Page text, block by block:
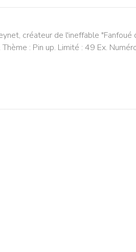
créateur de l'ineffable
: Pin up. Limité : 49 Ex.